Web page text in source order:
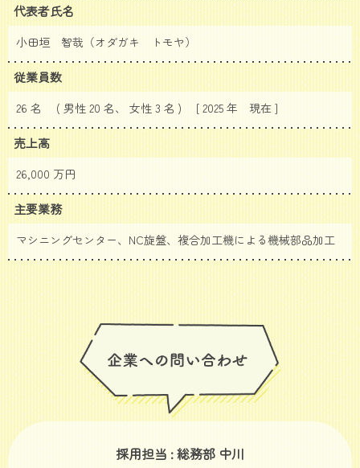
代表者氏名
小田垣 智哉（オダガキ トモヤ）
従業員数
26 名 ( 男性 20 名、 女性 3 名 ) [ 2025 年 現在 ]
売上高
26,000 万円
主要業務
マシニングセンター、NC旋盤、複合加工機による機械部品加工
採用担当 : 総務部 中川